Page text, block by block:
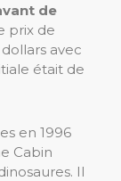
de
prix de
avec
était de
en 1996
Cabin
Il